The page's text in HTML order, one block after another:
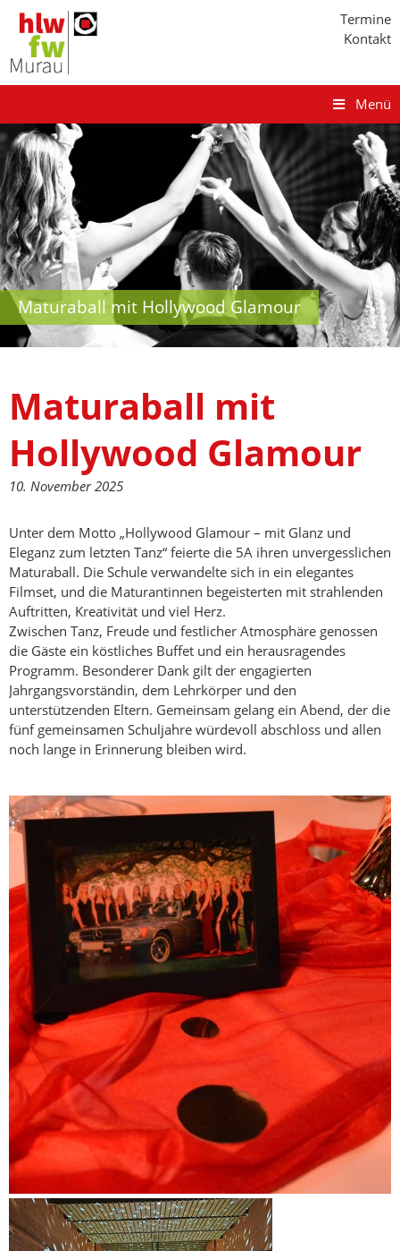
Termine
Kontakt
Menü
Maturaball mit Hollywood Glamour
Maturaball mit
Hollywood Glamour
10. November 2025
Unter dem Motto „Hollywood Glamour – mit Glanz und
Eleganz zum letzten Tanz“ feierte die 5A ihren unvergesslichen
Maturaball. Die Schule verwandelte sich in ein elegantes
Filmset, und die Maturantinnen begeisterten mit strahlenden
Auftritten, Kreativität und viel Herz.
Zwischen Tanz, Freude und festlicher Atmosphäre genossen
die Gäste ein köstliches Buffet und ein herausragendes
Programm. Besonderer Dank gilt der engagierten
Jahrgangsvorständin, dem Lehrkörper und den
unterstützenden Eltern. Gemeinsam gelang ein Abend, der die
fünf gemeinsamen Schuljahre würdevoll abschloss und allen
noch lange in Erinnerung bleiben wird.